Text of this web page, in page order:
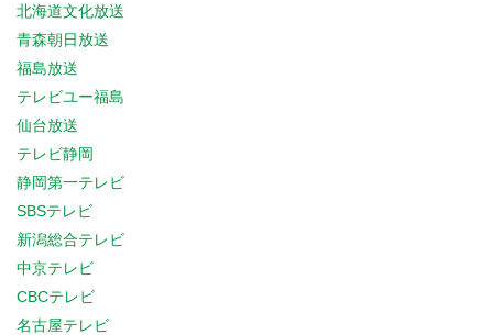
北海道文化放送
青森朝日放送
福島放送
テレビユー福島
仙台放送
テレビ静岡
静岡第一テレビ
SBSテレビ
新潟総合テレビ
中京テレビ
CBCテレビ
名古屋テレビ